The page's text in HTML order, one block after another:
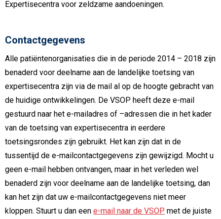
Expertisecentra voor zeldzame aandoeningen.
Contactgegevens
Alle patiëntenorganisaties die in de periode 2014 – 2018 zijn
benaderd voor deelname aan de landelijke toetsing van
expertisecentra zijn via de mail al op de hoogte gebracht van
de huidige ontwikkelingen. De VSOP heeft deze e-mail
gestuurd naar het e-mailadres of –adressen die in het kader
van de toetsing van expertisecentra in eerdere
toetsingsrondes zijn gebruikt. Het kan zijn dat in de
tussentijd de e-mailcontactgegevens zijn gewijzigd. Mocht u
geen e-mail hebben ontvangen, maar in het verleden wel
benaderd zijn voor deelname aan de landelijke toetsing, dan
kan het zijn dat uw e-mailcontactgegevens niet meer
kloppen. Stuurt u dan een e-mail naar de VSOP met de juiste